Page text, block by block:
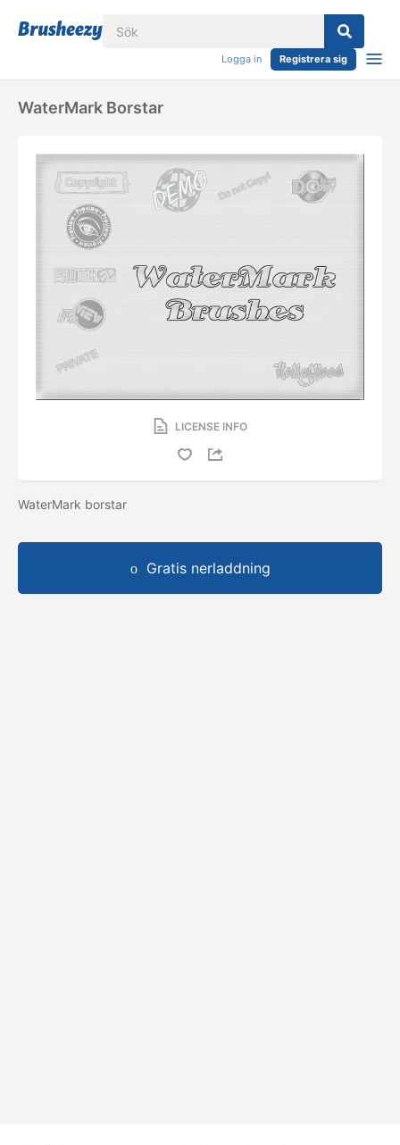
Logga in Registrera sig
WaterMark Borstar
LICENSE INFO
WaterMark borstar
Gratis nerladdning